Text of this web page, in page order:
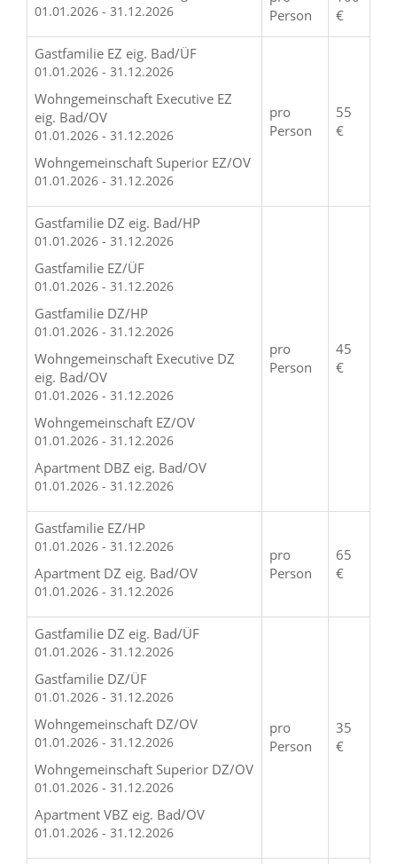
01.01.2026 - 31.12.2026
Person
€
Gastfamilie EZ eig. Bad/ÜF
01.01.2026 - 31.12.2026
Wohngemeinschaft Executive EZ
eig. Bad/OV
01.01.2026 - 31.12.2026
Wohngemeinschaft Superior EZ/OV
01.01.2026 - 31.12.2026
pro
Person
55
€
Gastfamilie DZ eig. Bad/HP
01.01.2026 - 31.12.2026
Gastfamilie EZ/ÜF
01.01.2026 - 31.12.2026
Gastfamilie DZ/HP
01.01.2026 - 31.12.2026
Wohngemeinschaft Executive DZ
eig. Bad/OV
01.01.2026 - 31.12.2026
Wohngemeinschaft EZ/OV
01.01.2026 - 31.12.2026
Apartment DBZ eig. Bad/OV
01.01.2026 - 31.12.2026
pro
Person
45
€
Gastfamilie EZ/HP
01.01.2026 - 31.12.2026
Apartment DZ eig. Bad/OV
01.01.2026 - 31.12.2026
pro
Person
65
€
Gastfamilie DZ eig. Bad/ÜF
01.01.2026 - 31.12.2026
Gastfamilie DZ/ÜF
01.01.2026 - 31.12.2026
Wohngemeinschaft DZ/OV
01.01.2026 - 31.12.2026
Wohngemeinschaft Superior DZ/OV
01.01.2026 - 31.12.2026
Apartment VBZ eig. Bad/OV
01.01.2026 - 31.12.2026
pro
Person
35
€